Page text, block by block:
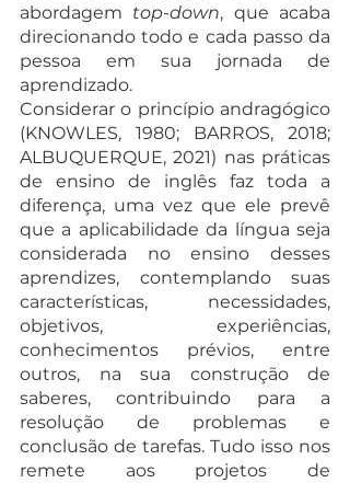
abordagem top-down, que acaba
direcionando todo e cada passo da
pessoa em sua jornada de
aprendizado.
Considerar o princípio andragógico
(KNOWLES, 1980; BARROS, 2018;
ALBUQUERQUE, 2021) nas práticas
de ensino de inglês faz toda a
diferença, uma vez que ele prevê
que a aplicabilidade da língua seja
considerada no ensino desses
aprendizes, contemplando suas
características, necessidades,
objetivos, experiências,
conhecimentos prévios, entre
outros, na sua construção de
saberes, contribuindo para a
resolução de problemas e
conclusão de tarefas. Tudo isso nos
remete aos projetos de